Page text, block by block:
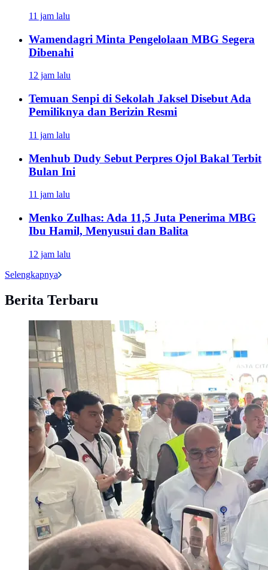
11 jam lalu
Wamendagri Minta Pengelolaan MBG Segera
Dibenahi
12 jam lalu
Temuan Senpi di Sekolah Jaksel Disebut Ada
Pemiliknya dan Berizin Resmi
11 jam lalu
Menhub Dudy Sebut Perpres Ojol Bakal Terbit
Bulan Ini
11 jam lalu
Menko Zulhas: Ada 11,5 Juta Penerima MBG
Ibu Hamil, Menyusui dan Balita
12 jam lalu
Selengkapnya
Berita Terbaru